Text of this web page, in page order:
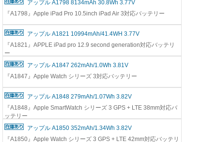
アップル A1798 8134mAh 30.8Wh 3.77V
『A1798』Apple iPad Pro 10.5inch iPad Air 3対応バッテリー
アップル A1821 10994mAh/41.4WH 3.77V
『A1821』APPLE iPad pro 12.9 second generation対応バッテリ
ー
アップル A1847 262mAh/1.0Wh 3.81V
『A1847』Apple Watch シリーズ 3対応バッテリー
アップル A1848 279mAh/1.07Wh 3.82V
『A1848』Apple SmartWatch シリーズ 3 GPS + LTE 38mm対応バ
ッテリー
アップル A1850 352mAh/1.34Wh 3.82V
『A1850』Apple Watch シリーズ 3 GPS + LTE 42mm対応バッテリ